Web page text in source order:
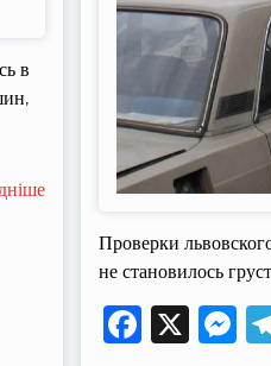
в
Проверки
не становилось
X